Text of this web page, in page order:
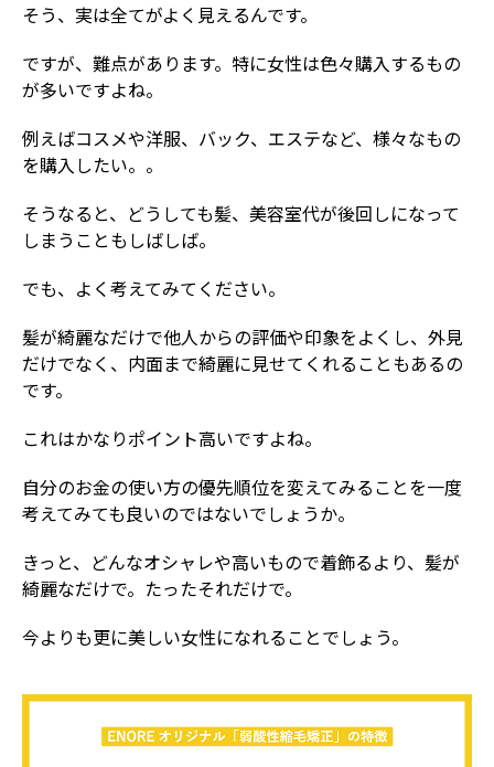
そう、実は全てがよく見えるんです。
ですが、難点があります。特に女性は色々購入するもの
が多いですよね。
例えばコスメや洋服、バック、エステなど、様々なもの
を購入したい。。
そうなると、どうしても髪、美容室代が後回しになって
しまうこともしばしば。
でも、よく考えてみてください。
髪が綺麗なだけで他人からの評価や印象をよくし、外見
だけでなく、内面まで綺麗に見せてくれることもあるの
です。
これはかなりポイント高いですよね。
自分のお金の使い方の優先順位を変えてみることを一度
考えてみても良いのではないでしょうか。
きっと、どんなオシャレや高いもので着飾るより、髪が
綺麗なだけで。たったそれだけで。
今よりも更に美しい女性になれることでしょう。